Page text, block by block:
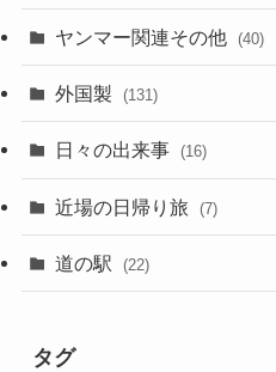
ヤンマー関連その他 (40)
外国製 (131)
日々の出来事 (16)
近場の日帰り旅 (7)
道の駅 (22)
タグ